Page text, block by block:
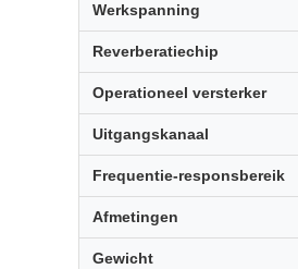
Werkspanning
Reverberatiechip
Operationeel versterker
Uitgangskanaal
Frequentie-responsbereik
Afmetingen
Gewicht